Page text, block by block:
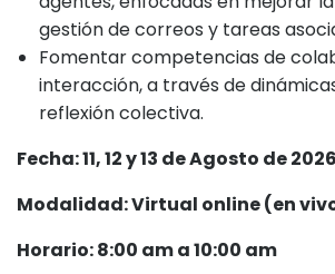
gestión de correos y tareas
Fomentar competencias de
interacción, a través de
reflexión colectiva.
Fecha: 11, 12 y 13 de Agosto de 2026
Modalidad: Virtual online (en
Horario: 8:00 am a 10:00 am